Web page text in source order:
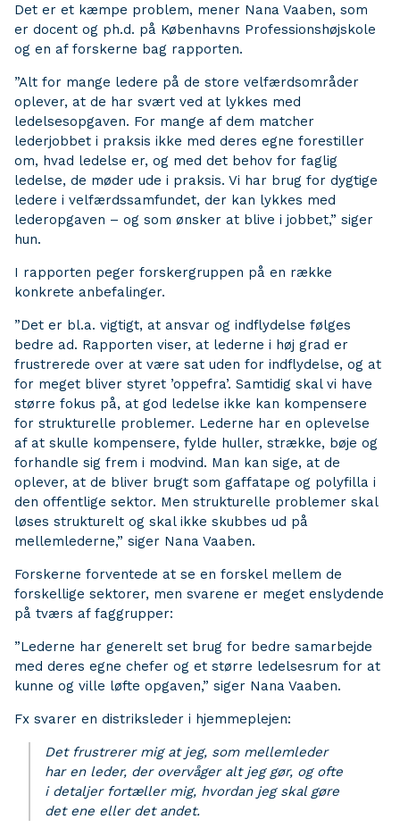
Det er et kæmpe problem, mener Nana Vaaben, som
er docent og ph.d. på Københavns Professionshøjskole
og en af forskerne bag rapporten.
”Alt for mange ledere på de store velfærdsområder
oplever, at de har svært ved at lykkes med
ledelsesopgaven. For mange af dem matcher
lederjobbet i praksis ikke med deres egne forestiller
om, hvad ledelse er, og med det behov for faglig
ledelse, de møder ude i praksis. Vi har brug for dygtige
ledere i velfærdssamfundet, der kan lykkes med
lederopgaven – og som ønsker at blive i jobbet,” siger
hun.
I rapporten peger forskergruppen på en række
konkrete anbefalinger.
”Det er bl.a. vigtigt, at ansvar og indflydelse følges
bedre ad. Rapporten viser, at lederne i høj grad er
frustrerede over at være sat uden for indflydelse, og at
for meget bliver styret ’oppefra’. Samtidig skal vi have
større fokus på, at god ledelse ikke kan kompensere
for strukturelle problemer. Lederne har en oplevelse
af at skulle kompensere, fylde huller, strække, bøje og
forhandle sig frem i modvind. Man kan sige, at de
oplever, at de bliver brugt som gaffatape og polyfilla i
den offentlige sektor. Men strukturelle problemer skal
løses strukturelt og skal ikke skubbes ud på
mellemlederne,” siger Nana Vaaben.
Forskerne forventede at se en forskel mellem de
forskellige sektorer, men svarene er meget enslydende
på tværs af faggrupper:
”Lederne har generelt set brug for bedre samarbejde
med deres egne chefer og et større ledelsesrum for at
kunne og ville løfte opgaven,” siger Nana Vaaben.
Fx svarer en distriksleder i hjemmeplejen:
Det frustrerer mig at jeg, som mellemleder
har en leder, der overvåger alt jeg gør, og ofte
i detaljer fortæller mig, hvordan jeg skal gøre
det ene eller det andet.